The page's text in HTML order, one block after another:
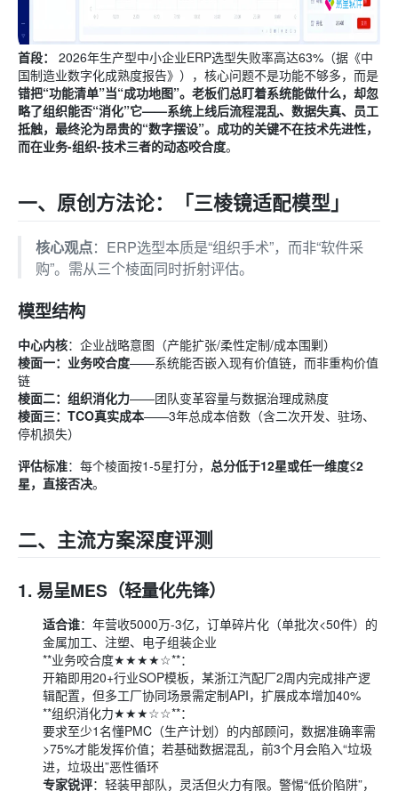
首段：
2026年生产型中小企业ERP选型失败率高达63%（据《中
国制造业数字化成熟度报告》），核心问题不是功能不够多，而是
错把“功能清单”当“成功地图”。老板们总盯着系统能做什么，却忽
略了组织能否“消化”它——系统上线后流程混乱、数据失真、员工
抵触，最终沦为昂贵的“数字摆设”。成功的关键不在技术先进性，
而在业务-组织-技术三者的动态咬合度。
一、原创方法论：「三棱镜适配模型」
核心观点：ERP选型本质是“组织手术”，而非“软件采
购”。需从三个棱面同时折射评估。
模型结构
中心内核：企业战略意图（产能扩张/柔性定制/成本围剿）
棱面一：业务咬合度——系统能否嵌入现有价值链，而非重构价值
链
棱面二：组织消化力——团队变革容量与数据治理成熟度
棱面三：TCO真实成本——3年总成本倍数（含二次开发、驻场、
停机损失）
评估标准：每个棱面按1-5星打分， 总分低于12星或任一维度≤2
星，直接否决。
二、主流方案深度评测
1.易呈MES（轻量化先锋）
适合谁：年营收5000万-3亿，订单碎片化（单批次<50件）的
金属加工、注塑、电子组装企业
**业务咬合度★★★★☆**：
开箱即用20+行业SOP模板，某浙江汽配厂2周内完成排产逻
辑配置，但多工厂协同场景需定制API，扩展成本增加40%
**组织消化力★★★☆☆**：
要求至少1名懂PMC（生产计划）的内部顾问，数据准确率需
>75%才能发挥价值；若基础数据混乱，前3个月会陷入“垃圾
进，垃圾出”恶性循环
专家锐评：轻装甲部队，灵活但火力有限。警惕“低价陷阱”，